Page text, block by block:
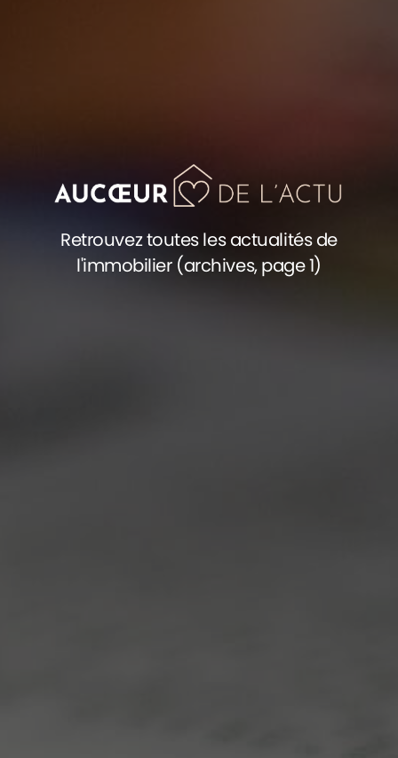
Retrouvez toutes les actualités de
l'immobilier (archives, page 1)